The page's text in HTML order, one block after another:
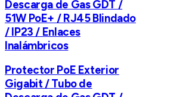
Descarga de Gas GDT /
51W PoE+ / RJ45 Blindado
/ IP23 / Enlaces
Inalámbricos
Protector PoE Exterior
Gigabit / Tubo de